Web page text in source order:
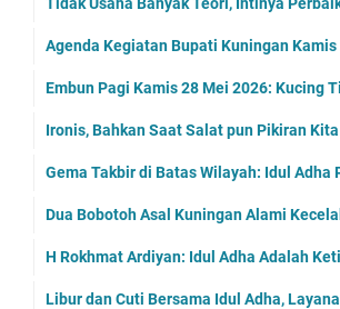
Tidak Usaha Banyak Teori, Intinya
Agenda Kegiatan Bupati Kuningan Kamis
Embun Pagi Kamis 28 Mei 2026: Kucing
Ironis, Bahkan Saat Salat pun Pikiran
Gema Takbir di Batas Wilayah: Idul Adha
Dua Bobotoh Asal Kuningan Alami
H Rokhmat Ardiyan: Idul Adha Adalah
Libur dan Cuti Bersama Idul Adha,